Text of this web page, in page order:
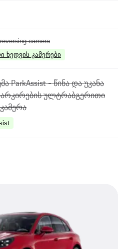
camera
ხედვის კამერები
ParkAssist - წინა და უკანა
ულტრაბგერითი